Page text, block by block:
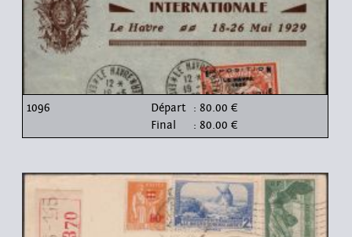
1096 Départ : 80.00 €
Final
: 80.00 €